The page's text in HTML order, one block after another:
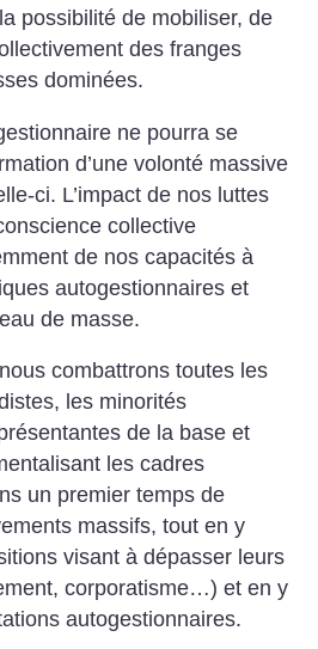
possibilité de mobiliser, de
des franges
dominées.
ne pourra se
d’une volonté massive
ci. L’impact de nos luttes
collective
de nos capacités à
autogestionnaires et
de masse.
combattrons toutes les
les minorités
de la base et
les cadres
un premier temps de
massifs, tout en y
visant à dépasser leurs
corporatisme…) et en y
autogestionnaires.